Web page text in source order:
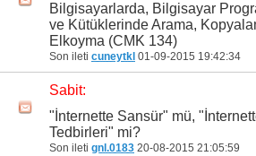
Bilgisayarlarda, Bilgisayar
ve Kütüklerinde Arama,
Elkoyma (CMK 134)
Son ileti cuneytkl 01-09-2015 19:42:34
Sabit:
"İnternette Sansür" mü,
Tedbirleri" mi?
Son ileti gnl.0183 20-08-2015 21:05:59